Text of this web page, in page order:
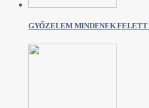
GYŐZELEM MINDENEK FELETT